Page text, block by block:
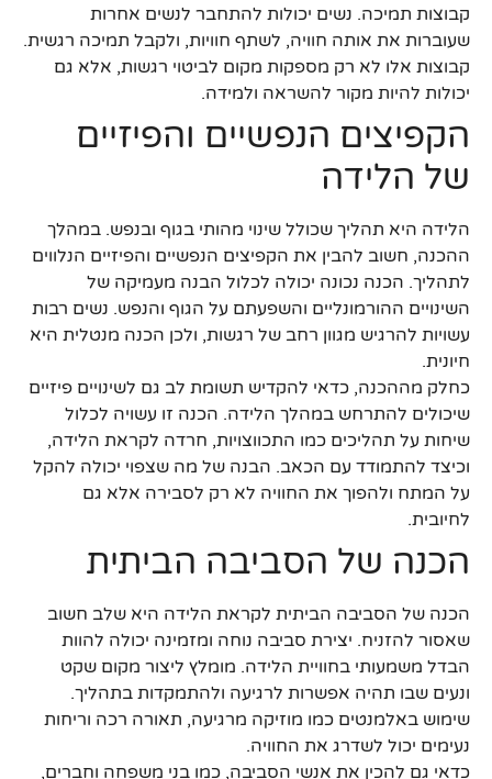
קבוצות תמיכה. נשים יכולות להתחבר לנשים אחרות
שעוברות את אותה חוויה, לשתף חוויות, ולקבל תמיכה רגשית.
קבוצות אלו לא רק מספקות מקום לביטוי רגשות, אלא גם
יכולות להיות מקור להשראה ולמידה.
הקפיצים הנפשיים והפיזיים
של הלידה
הלידה היא תהליך שכולל שינוי מהותי בגוף ובנפש. במהלך
ההכנה, חשוב להבין את הקפיצים הנפשיים והפיזיים הנלווים
לתהליך. הכנה נכונה יכולה לכלול הבנה מעמיקה של
השינויים ההורמונליים והשפעתם על הגוף והנפש. נשים רבות
עשויות להרגיש מגוון רחב של רגשות, ולכן הכנה מנטלית היא
חיונית.
כחלק מההכנה, כדאי להקדיש תשומת לב גם לשינויים פיזיים
שיכולים להתרחש במהלך הלידה. הכנה זו עשויה לכלול
שיחות על תהליכים כמו התכווצויות, חרדה לקראת הלידה,
וכיצד להתמודד עם הכאב. הבנה של מה שצפוי יכולה להקל
על המתח ולהפוך את החוויה לא רק לסבירה אלא גם
לחיובית.
הכנה של הסביבה הביתית
הכנה של הסביבה הביתית לקראת הלידה היא שלב חשוב
שאסור להזניח. יצירת סביבה נוחה ומזמינה יכולה להוות
הבדל משמעותי בחוויית הלידה. מומלץ ליצור מקום שקט
ונעים שבו תהיה אפשרות לרגיעה ולהתמקדות בתהליך.
שימוש באלמנטים כמו מוזיקה מרגיעה, תאורה רכה וריחות
נעימים יכול לשדרג את החוויה.
כדאי גם להכין את אנשי הסביבה, כמו בני משפחה וחברים,